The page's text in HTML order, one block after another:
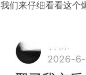
我们来仔细看看这个